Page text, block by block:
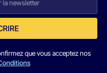
que vous acceptez nos